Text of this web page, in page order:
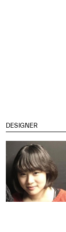
DESIGNER